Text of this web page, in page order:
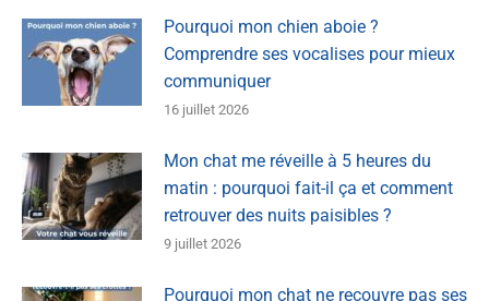
Pourquoi mon chien aboie ?
Comprendre ses vocalises pour mieux
communiquer
16 juillet 2026
Mon chat me réveille à 5 heures du
matin : pourquoi fait-il ça et comment
retrouver des nuits paisibles ?
9 juillet 2026
Pourquoi mon chat ne recouvre pas ses